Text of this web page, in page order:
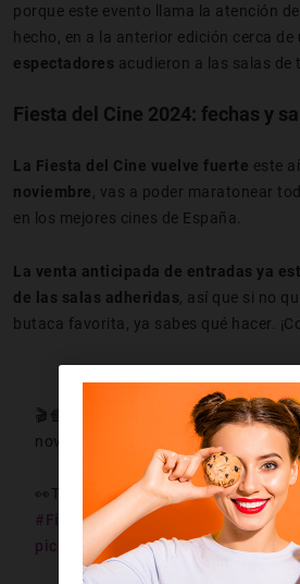
porque este evento llama la atención
hecho, en a la anterior edición cerca de
espectadores acudieron a las salas de
Fiesta del Cine 2024: fechas y
La Fiesta del Cine vuelve fuerte este
noviembre , vas a poder maratonear
en los mejores cines de España.
La venta anticipada de entradas ya
de las salas adheridas , así que si no
butaca favorita, ya sabes qué hacer.
🎬🍿🎟️¡La FIESTA DEL CINE vuelve el
noviembre!
👀Toda la información en la web
#FiestaDelCine
https://t.co/
pic.twitter.com/PkbaWlKHIq